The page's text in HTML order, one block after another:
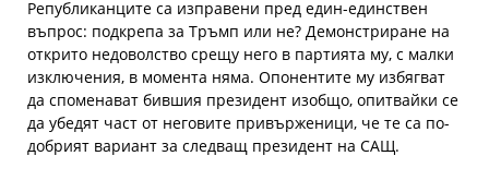
Републиканците са изправени пред един-единствен
въпрос: подкрепа за Тръмп или не? Демонстриране на
открито недоволство срещу него в партията му, с малки
изключения, в момента няма. Опонентите му избягват
да споменават бившия президент изобщо, опитвайки се
да убедят част от неговите привърженици, че те са по-
добрият вариант за следващ президент на САЩ.